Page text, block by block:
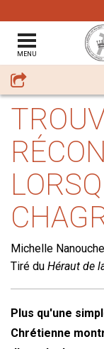
MENU
Partager
Michelle Nanouche
Tiré du Héraut de
Plus qu'une
Chrétienne